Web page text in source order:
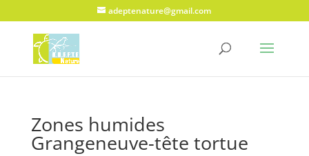
adeptenature@gmail.com
Zones humides
Grangeneuve-tête tortue